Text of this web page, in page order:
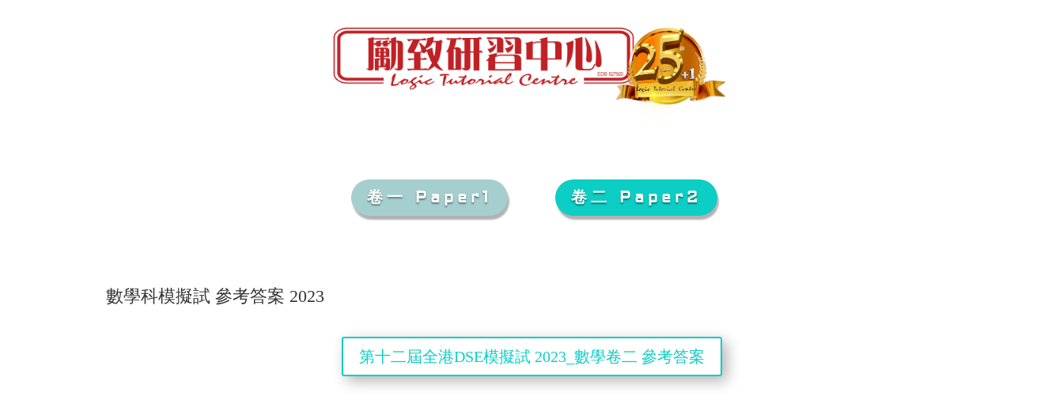
卷一 Paper1 卷二 Paper2
數學科模擬試 參考答案 2023
第十二屆全港DSE模擬試 2023_數學卷二 參考答案